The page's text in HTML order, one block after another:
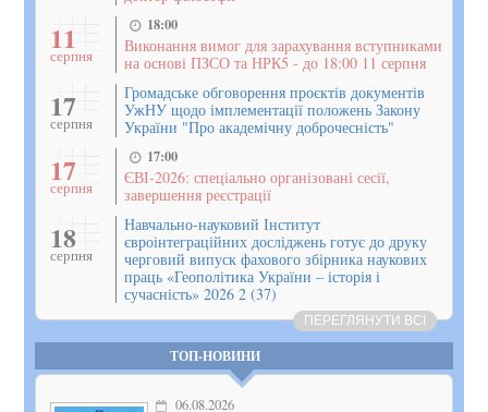
11
серпня
18:00
Виконання вимог для зарахування вступниками
на основі ПЗСО та НРК5 - до 18:00 11 серпня
17
серпня
Громадське обговорення проєктів документів
УжНУ щодо імплементації положень Закону
України "Про академічну доброчесність"
17
серпня
17:00
ЄВІ-2026: спеціально організовані сесії,
завершення реєстрації
18
серпня
Навчально-науковий Інститут
євроінтеграційних досліджень готує до друку
черговий випуск фахового збірника наукових
праць «Геополітика України – історія і
сучасність» 2026 2 (37)
ПЕРЕГЛЯНУТИ ВСІ
ТОП-НОВИНИ
06.08.2026